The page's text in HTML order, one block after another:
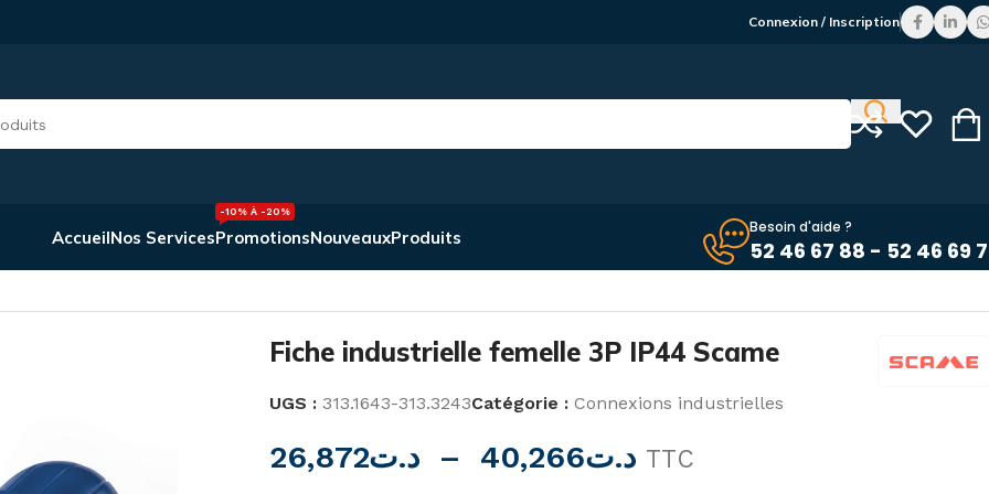
Connexion / Inscription
AccueilNos ServicesPromotions
-10% À -20%
NouveauxProduits Besoin d'aide ?
52 46 67 88 - 52 46 69
Fiche industrielle femelle 3P IP44 Scame
UGS : 313.1643-313.3243Catégorie : Connexions industrielles
د.ت26,872 – د.ت40,266 TTC